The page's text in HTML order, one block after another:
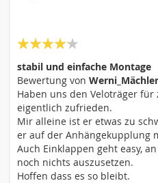
Bewertung abschicken
stabil und einfache Montage
Bewertung von Werni_Mächler
Haben uns den Veloträger
eigentlich zufrieden.
Mir alleine ist er etwas zu
er auf der Anhängekupplung
Auch Einklappen geht easy,
noch nichts auszusetzen.
Hoffen dass es so bleibt.